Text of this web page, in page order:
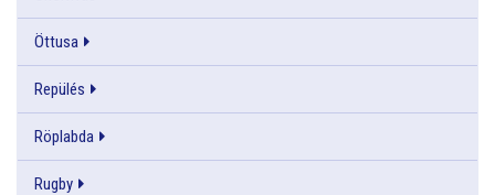
Öttusa
Repülés
Röplabda
Rugby